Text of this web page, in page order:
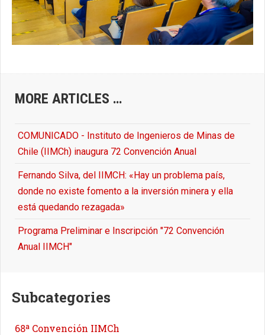
MORE ARTICLES …
COMUNICADO - Instituto de Ingenieros de Minas de
Chile (IIMCh) inaugura 72 Convención Anual
Fernando Silva, del IIMCH: «Hay un problema país,
donde no existe fomento a la inversión minera y ella
está quedando rezagada»
Programa Preliminar e Inscripción "72 Convención
Anual IIMCH"
Subcategories
68ª Convención IIMCh